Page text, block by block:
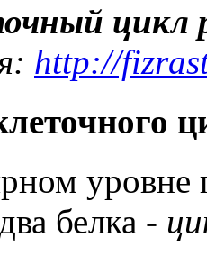
цикл
http://
уровне
белка -